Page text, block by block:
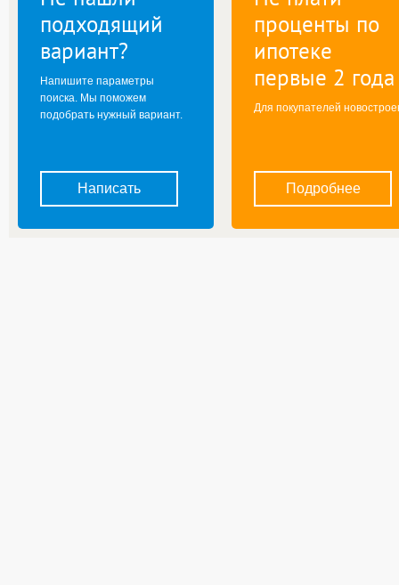
подходящий
вариант?
Напишите параметры
поиска. Мы поможем
подобрать нужный вариант.
Написать
проценты по
ипотеке
первые 2 года
Для покупателей
Подробнее